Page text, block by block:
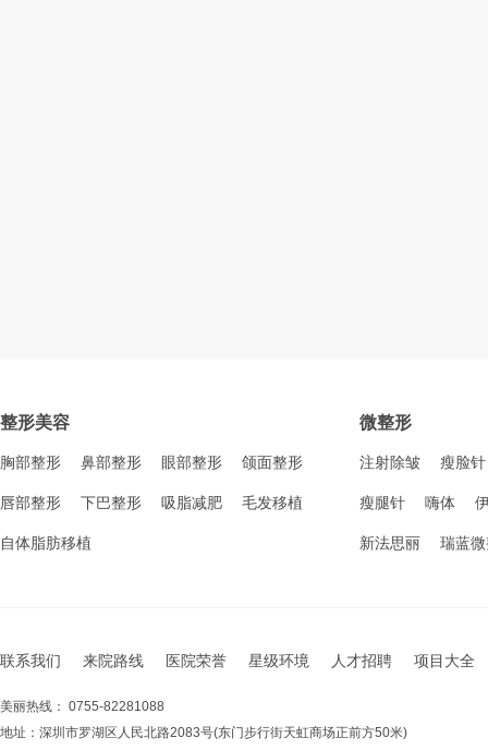
整形美容
胸部整形 鼻部整形 眼部整形 颌面整形
唇部整形 下巴整形 吸脂减肥 毛发移植
自体脂肪移植
微整形
注射除皱 瘦脸针
瘦腿针 嗨体
新法思丽 瑞蓝
联系我们 来院路线 医院荣誉 星级环境 人才招聘 项目大全
美丽热线： 0755-82281088
地址：深圳市罗湖区人民北路2083号(东门步行街天虹商场正前方50米)